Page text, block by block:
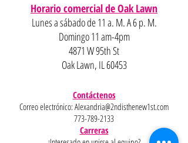
Horario comercial de Oak Lawn
Lunes a sábado de 11 a. M. A 6 p. M.
Domingo 11 am-4pm
4871 W 95th St
Oak Lawn, IL 60453
Contáctenos
Correo electrónico: Alexandria@2ndisthenew1st.com
773-789-2133
Carreras